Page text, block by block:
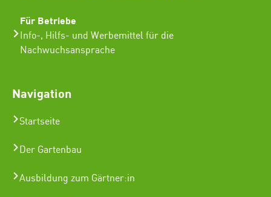
Für Betriebe
Info-, Hilfs- und Werbemittel für die
Nachwuchsansprache
Navigation
Startseite
Der Gartenbau
Ausbildung zum Gärtner:in